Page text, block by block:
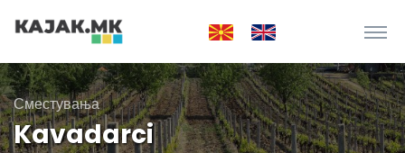
Сместувања
Kavadarci